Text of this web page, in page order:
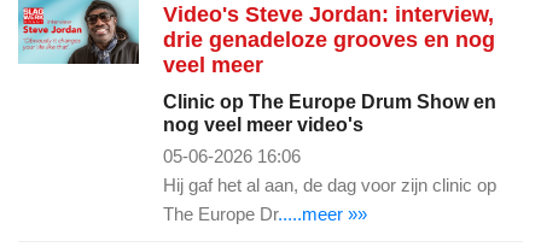
Video's Steve Jordan: interview,
drie genadeloze grooves en nog
veel meer
Clinic op The Europe Drum Show en
nog veel meer video's
05-06-2026 16:06
Hij gaf het al aan, de dag voor zijn clinic op
The Europe Dr.....meer »»